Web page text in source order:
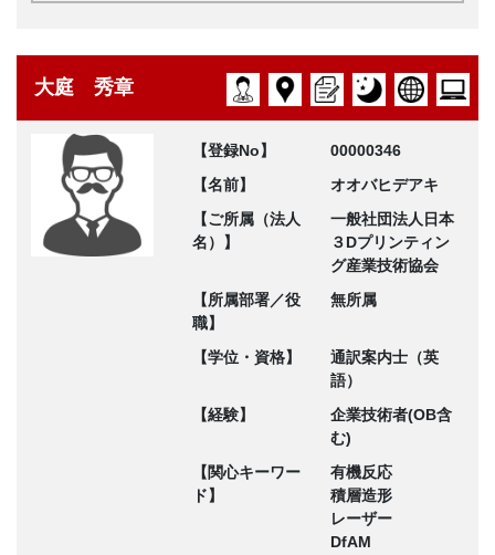
大庭 秀章
【登録No】
00000346
【名前】
オオバヒデアキ
【ご所属（法人
名）】
一般社団法人日本
３Dプリンティン
グ産業技術協会
【所属部署／役
職】
無所属
【学位・資格】
通訳案内士（英
語）
【経験】
企業技術者(OB含
む)
【関心キーワー
ド】
有機反応
積層造形
レーザー
DfAM